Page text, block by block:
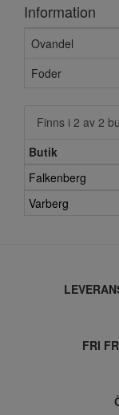
Information
Ovandel
Foder
Finns i 2 av 2
Butik
Falkenberg
Varberg
FRI